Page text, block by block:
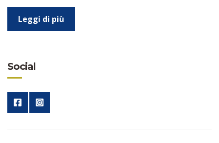
Leggi di più
Social